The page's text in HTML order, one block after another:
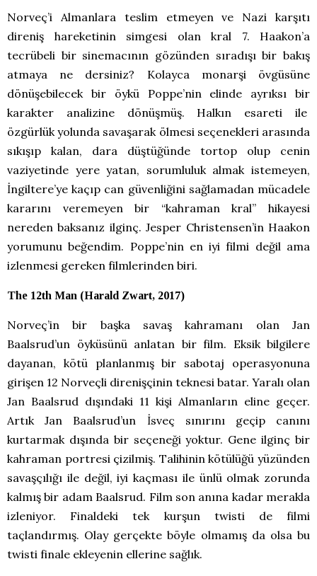
Norveç’i Almanlara teslim etmeyen ve Nazi karşıtı
direniş hareketinin simgesi olan kral 7. Haakon’a
tecrübeli bir sinemacının gözünden sıradışı bir bakış
atmaya ne dersiniz? Kolayca monarşi övgüsüne
dönüşebilecek bir öykü Poppe’nin elinde ayrıksı bir
karakter analizine dönüşmüş. Halkın esareti ile
özgürlük yolunda savaşarak ölmesi seçenekleri arasında
sıkışıp kalan, dara düştüğünde tortop olup cenin
vaziyetinde yere yatan, sorumluluk almak istemeyen,
İngiltere’ye kaçıp can güvenliğini sağlamadan mücadele
kararını veremeyen bir “kahraman kral” hikayesi
nereden baksanız ilginç. Jesper Christensen’in Haakon
yorumunu beğendim. Poppe’nin en iyi filmi değil ama
izlenmesi gereken filmlerinden biri.
The 12th Man (Harald Zwart, 2017)
Norveç’in bir başka savaş kahramanı olan Jan
Baalsrud’un öyküsünü anlatan bir film. Eksik bilgilere
dayanan, kötü planlanmış bir sabotaj operasyonuna
girişen 12 Norveçli direnişçinin teknesi batar. Yaralı olan
Jan Baalsrud dışındaki 11 kişi Almanların eline geçer.
Artık Jan Baalsrud’un İsveç sınırını geçip canını
kurtarmak dışında bir seçeneği yoktur. Gene ilginç bir
kahraman portresi çizilmiş. Talihinin kötülüğü yüzünden
savaşçılığı ile değil, iyi kaçması ile ünlü olmak zorunda
kalmış bir adam Baalsrud. Film son anına kadar merakla
izleniyor. Finaldeki tek kurşun twisti de filmi
taçlandırmış. Olay gerçekte böyle olmamış da olsa bu
twisti finale ekleyenin ellerine sağlık.